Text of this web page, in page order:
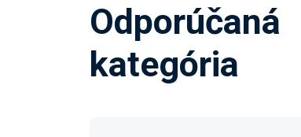
Odporúčaná
kategória